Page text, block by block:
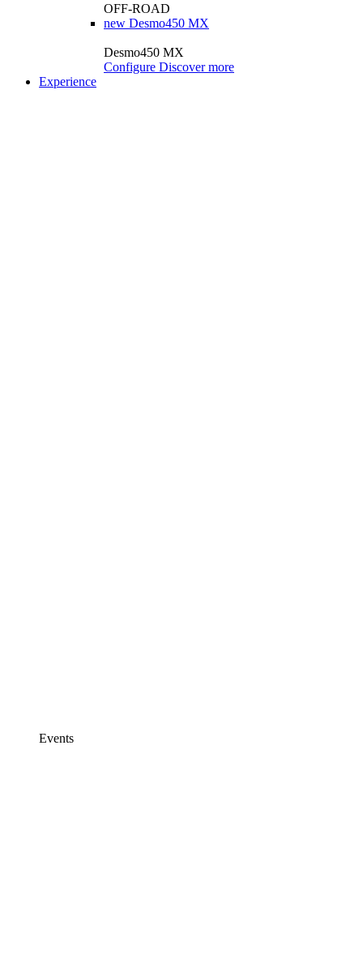
OFF-ROAD
new Desmo450 MX
Desmo450 MX
Configure Discover more
Experience
Events